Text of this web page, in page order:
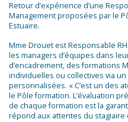
Retour d’expérience d’une
Management proposées par le
Estuaire.
Mme Drouet est Responsable RH
les managers d’équipes dans
d’encadrement, des formations
individuelles ou collectives via
personnalisées. « C’est un des
le Pôle formation. L’évaluation
de chaque formation est la
répond aux attentes du stagiaire